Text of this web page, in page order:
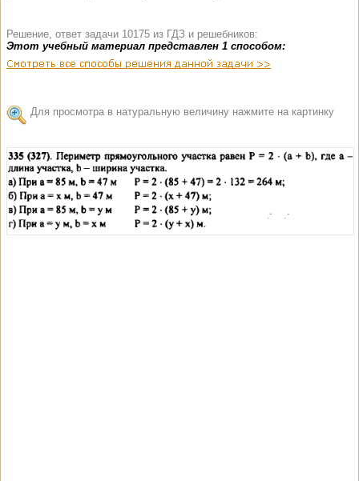
Решение, ответ задачи 10175 из ГДЗ и решебников:
Этот учебный материал представлен 1 способом:
Для просмотра в натуральную величину нажмите на картинку